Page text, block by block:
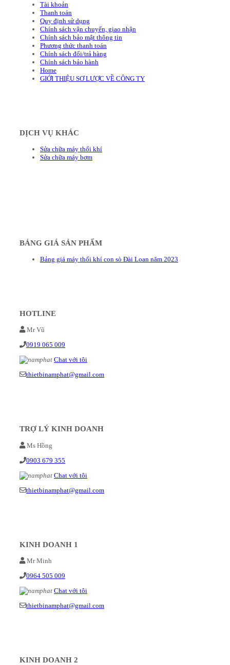
Tài khoản
Thanh toán
Quy định sử dụng
Chính sách vận chuyển, giao nhận
Chính sách bảo mật thông tin
Phương thức thanh toán
Chính sách đổi/trả hàng
Chính sách bảo hành
Home
GIỚI THIỆU SƠ LƯỢC VỀ CÔNG TY
DỊCH VỤ KHÁC
Sửa chữa máy thổi khí
Sửa chữa máy bơm
BẢNG GIÁ SẢN PHẨM
Bảng giá máy thổi khí con sò Đài Loan năm 2023
HOTLINE
Mr Vũ
0919 065 009
Chat với tôi
thietbinamphat@gmail.com
TRỢ LÝ KINH DOANH
Ms Hồng
0903 679 355
Chat với tôi
thietbinamphat@gmail.com
KINH DOANH 1
Mr Minh
0964 505 009
Chat với tôi
thietbinamphat@gmail.com
KINH DOANH 2